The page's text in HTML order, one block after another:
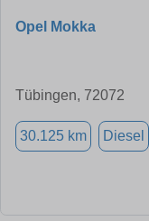
Opel Mokka
Tübingen, 72072
30.125 km Diesel